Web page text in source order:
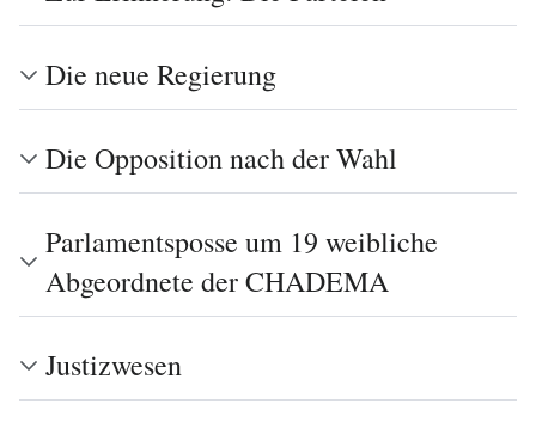
Die neue Regierung
Die Opposition nach der Wahl
Parlamentsposse um 19 weibliche
Abgeordnete der CHADEMA
Justizwesen